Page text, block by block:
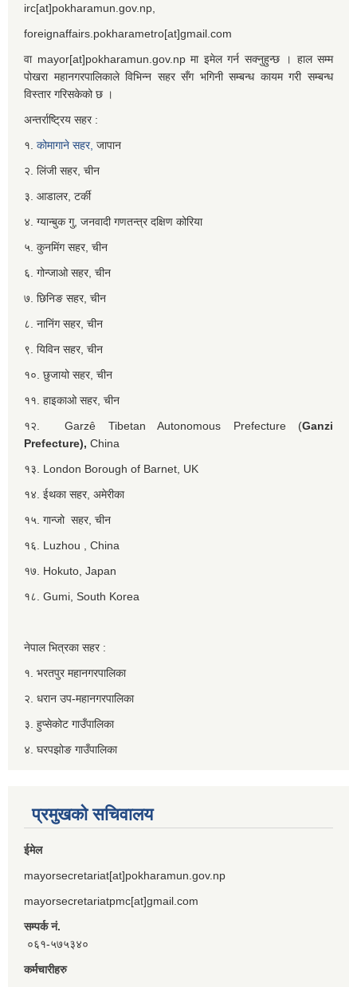
irc[at]pokharamun.gov.np,
foreignaffairs.pokharametro[at]gmail.com
वा mayor[at]pokharamun.gov.np मा इमेल गर्न सक्नुहुन्छ । हाल सम्म
पोखरा महानगरपालिकाले विभिन्न सहर सँग भगिनी सम्बन्ध कायम गरी सम्बन्ध
विस्तार गरिसकेको छ ।
अन्तर्राष्ट्रिय सहर :
१. कोमागाने सहर, जापान
२. लिंजी सहर, चीन
३. आडालर, टर्की
४. ग्यान्बुक गु, जनवादी गणतन्त्र दक्षिण कोरिया
५. कुनमिंग सहर, चीन
६. गोन्जाओ सहर, चीन
७. छिनिङ सहर, चीन
८. नानिंग सहर, चीन
९. यिविन सहर, चीन
१०. छुजायो सहर, चीन
११. हाइकाओ सहर, चीन
१२. Garzê Tibetan Autonomous Prefecture (Ganzi
Prefecture), China
१३. London Borough of Barnet, UK
१४. ईथका सहर, अमेरीका
१५. गान्जो सहर, चीन
१६. Luzhou , China
१७. Hokuto, Japan
१८. Gumi, South Korea
नेपाल भित्रका सहर :
१. भरतपुर महानगरपालिका
२. धरान उप-महानगरपालिका
३. हुप्सेकोट गाउँपालिका
४. घरपझोङ गाउँपालिका
प्रमुखको सचिवालय
ईमेल
mayorsecretariat[at]pokharamun.gov.np
mayorsecretariatpmc[at]gmail.com
सम्पर्क नं.
०६१-५७५३४०
कर्मचारीहरु